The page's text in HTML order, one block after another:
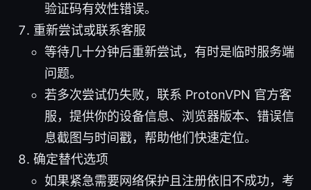
验证码有效性错误。
重新尝试或联系客服
等待几十分钟后重新尝试，有时是临时服务端
问题。
若多次尝试仍失败，联系 ProtonVPN 官方客
服，提供你的设备信息、浏览器版本、错误信
息截图与时间戳，帮助他们快速定位。
确定替代选项
如果紧急需要网络保护且注册依旧不成功，考